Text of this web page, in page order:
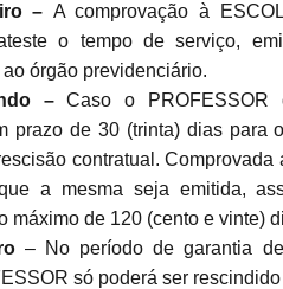
– A comprovação à
o tempo de serviço,
órgão previdenciário.
–Caso o PROFESSOR
prazo de 30 (trinta) dias para
contratual.
a mesma seja emitida,
máximo de 120 (cento e vinte)
– No período de garantia
só poderá ser